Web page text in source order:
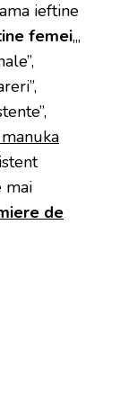
ieftine
femei„,
mai
de